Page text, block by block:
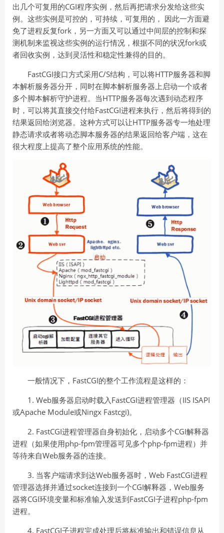
出几个可复用的CGI程序实例，然后再把请求分发给这些实
例。这些实例是可控的，可持续，可复用的， 因此一方面避
免了进程反复fork，另一方面又可以通过中间层的控制和探
测机制来监视这些实例的运行情况，根据不同的状况fork或
者回收实例，达到灵活性和稳定性兼得的目的。
FastCGI接口方式采用C/S结构，可以将HTTP服务器和脚
本解析服务器分开，同时在脚本解析服务器上启动一个或者
多个脚本解析守护进程。当HTTP服务器每次遇到动态程序
时，可以将其直接交付给FastCGI进程来执行，然后将得到的
结果返回给浏览器。这种方式可以让HTTP服务器专一地处理
静态请求或者将动态脚本服务器的结果返回给客户端，这在
很大程度上提高了整个应用系统的性能。
一般情况下，FastCGI的整个工作流程是这样的：
1. Web服务器启动时载入FastCGI进程管理器（IIS ISAPI
或Apache Module或Ningx Fastcgi)。
2. FastCGI进程管理器自身初始化，启动多个CGI解释器
进程（如果使用php-fpm管理器可见多个php-fpm进程）并
等待来自Web服务器的连接。
3. 当客户端请求到达Web服务器时，Web FastCGI进程
管理器选择并通过socket连接到一个CGI解释器，Web服务
器将CGI环境变量和标准输入发送到FastCGI子进程php-fpm
进程。
4. FastCGI子进程完成处理后将标准输出和错误信息从